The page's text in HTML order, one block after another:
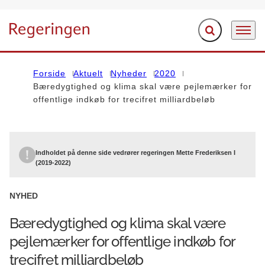
Gå til forsiden Fold søgefelt ud
Menu
Forside Aktuelt Nyheder
2020
Bæredygtighed og klima skal være pejlemærker for
offentlige indkøb for trecifret milliardbeløb
Indholdet på denne side vedrører regeringen Mette Frederiksen I
(2019-2022)
NYHED
Bæredygtighed og klima skal være
pejlemærker for offentlige indkøb for
trecifret milliardbeløb